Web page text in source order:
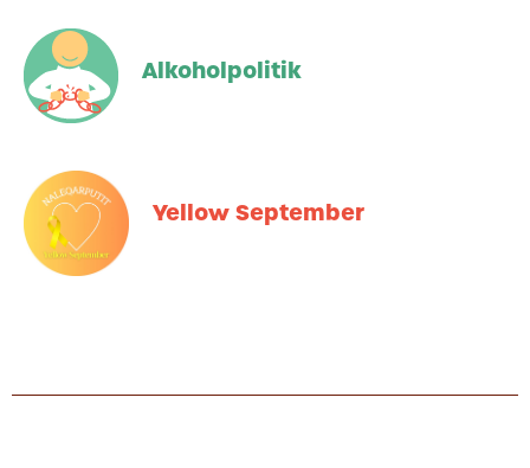
Alkoholpolitik
Yellow September